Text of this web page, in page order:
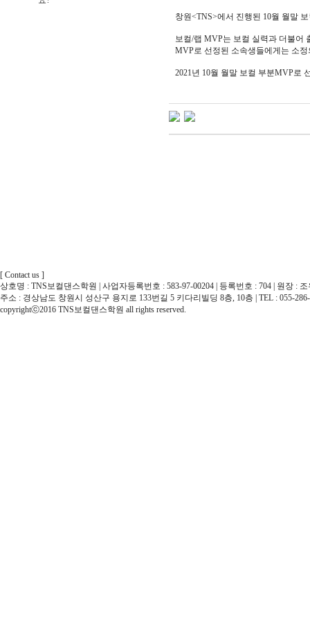
창원<TNS>에서 진행된 10월 월말
보컬/랩 MVP는 보컬 실력과 더불어
MVP로 선정된 소속생들에게는 소
2021년 10월 월말 보컬 부분MVP로
[ Contact us ]
상호명 : TNS보컬댄스학원 | 사업자등록번호 : 583-97-00204 | 등록번호 : 704 | 원장 :
주소 : 경상남도 창원시 성산구 용지로 133번길 5 키다리빌딩 8층, 10층 | TEL : 055-
copyrightⓒ2016 TNS보컬댄스학원 all rights reserved.